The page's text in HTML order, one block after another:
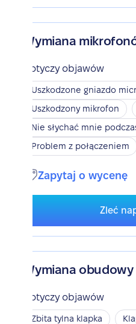
Wymiana
Dotyczy objawów
Uszkodzone gniazdo
Uszkodzony mikrofon
Nie słychać mnie
Problem z połączeniem
Zapytaj o wycenę
Zleć
Wymiana obudowy
Dotyczy objawów
Zbita tylna klapka